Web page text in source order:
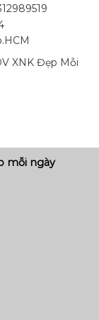
XNK Đẹp Mỗi
mỗi ngày